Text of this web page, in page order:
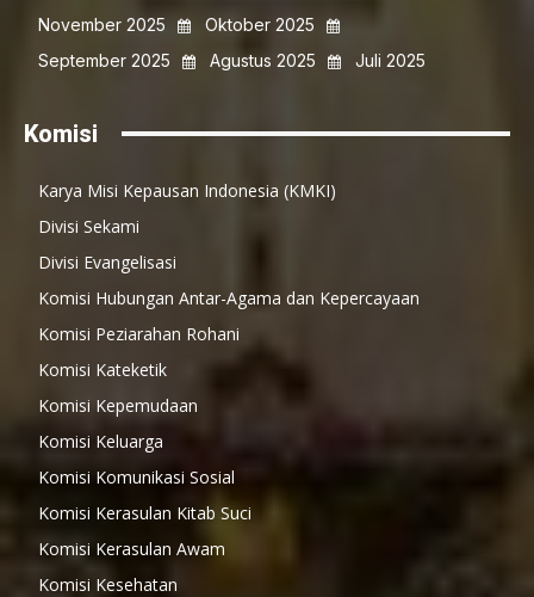
November 2025
Oktober 2025
September 2025
Agustus 2025 Juli 2025
Komisi
Karya Misi Kepausan Indonesia (KMKI)
Divisi Sekami
Divisi Evangelisasi
Komisi Hubungan Antar-Agama dan Kepercayaan
Komisi Peziarahan Rohani
Komisi Kateketik
Komisi Kepemudaan
Komisi Keluarga
Komisi Komunikasi Sosial
Komisi Kerasulan Kitab Suci
Komisi Kerasulan Awam
Komisi Kesehatan